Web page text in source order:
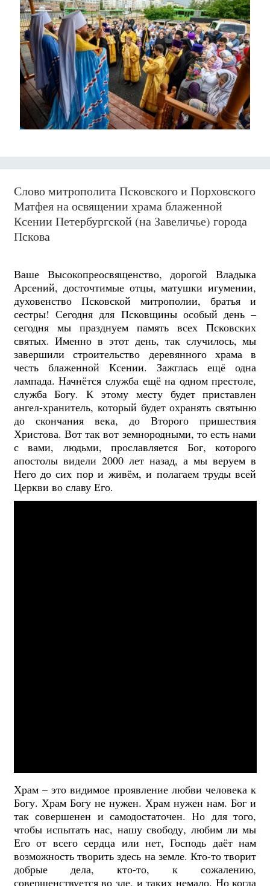
Слово митрополита Псковского и Порховского
Матфея на освящении храма блаженной
Ксении Петербургской (на Завеличье) города
Пскова
Ваше Высокопреосвященство, дорогой Владыка
Арсений, досточтимые отцы, матушки игумении,
духовенство Псковской митрополии, братья и
сестры! Сегодня для Псковщины особый день –
сегодня мы празднуем память всех Псковских
святых. Именно в этот день, так случилось, мы
завершили строительство деревянного храма в
честь блаженной Ксении. Зажглась ещё одна
лампада. Начнётся служба ещё на одном престоле,
служба Богу. К этому месту будет приставлен
ангел-хранитель, который будет охранять святыню
до скончания века, до Второго пришествия
Христова. Вот так вот земнородными, то есть нами
с вами, людьми, прославляется Бог, которого
апостолы видели 2000 лет назад, а мы веруем в
Него до сих пор и живём, и полагаем труды всей
Церкви во славу Его.
Храм – это видимое проявление любви человека к
Богу. Храм Богу не нужен. Храм нужен нам. Бог и
так совершенен и самодостаточен. Но для того,
чтобы испытать нас, нашу свободу, любим ли мы
Его от всего сердца или нет, Господь даёт нам
возможность творить здесь на земле. Кто-то творит
добрые дела, кто-то, к сожалению,
совершенствуется во зле, и таких немало. Но когда